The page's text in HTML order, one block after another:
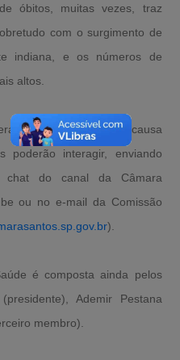
óbitos, muitas vezes, traz
com o surgimento de
indiana, e os números de
altos.
de forma remota por causa
poderão interagir, enviando
chat do canal da Câmara
ou no e-mail da Comissão
).
é composta ainda pelos
Ademir Pestana
membro).